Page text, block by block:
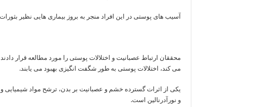
آسیب های پوستی در این افراد منجر به بروز بیماری هایی نظیر
محققان ارتباط عصبانیت و اختلالات پوستی را مورد مطالعه قرار
می کند، اختلالات پوستی به طور شگفت انگیزی بهبود می یابند.
یکی از اثرات گسترده خشم و عصبانیت بر بدن، ترشح مواد شیمیایی
و نورآدرنالین است.